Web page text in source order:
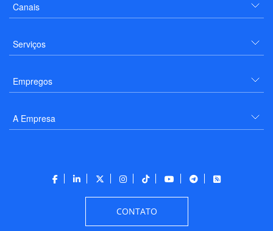
Canais
Serviços
Empregos
A Empresa
CONTATO